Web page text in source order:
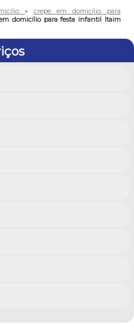
» crepe em domicílio para
domicílio para festa infantil Itaim